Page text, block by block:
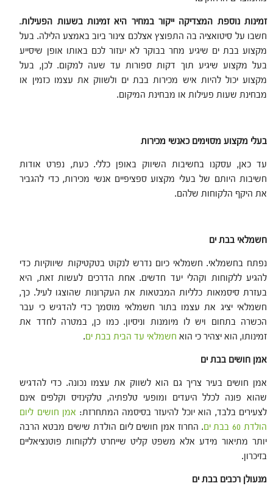
זמינות נוספת המצדיקה ייקור במחיר היא זמינות בשעות הפעילות.
חשבו על סיטואציה בה התפוצץ אצלכם צינור ביוב באמצע הלילה. בעל
מקצוע בבת ים שיגיע מחר בבוקר לא יעזור לכם באותו אופן שיסייע
בעל מקצוע שיגיע תוך דקות ספורות עד שעה למקום. לכן, בעל
מקצוע יכול להיות איש מכירות בבת ים ולשווק את עצמו כזמין או
מבחינת שעות פעילות או מבחינת המיקום.
בעלי מקצוע מסוימים כאנשי מכירות
עד כאן, עסקנו בחשיבות השיווק באופן כללי. כעת, נפרט אודות
חשיבות היותם של בעלי מקצוע ספציפיים אנשי מכירות, כדי להגביר
את היקף הלקוחות שלהם.
חשמלאי בבת ים
נפתח בחשמלאי. חשמלאי כיום נדרש לנקוט בטקטיקות שיווקיות כדי
להגיע ללקוחות וקהלי יעד חדשים. אחת הדרכים לעשות זאת, היא
בעזרת סיסמאות כלליות המבטאות את העקרונות שהוצגו לעיל. כך,
חשמלאי יציג את עצמו בתור חשמלאי מוסמך כדי להדגיש כי עבר
הכשרה בתחום ויש לו מיומנות וניסיון. כמו כן, במטרה לחדד את
זמינותו, הוא יצהיר כי הוא חשמלאי עד הבית בבת ים.
אמן חושים בבת ים
אמן חושים בעיר צריך גם הוא לשווק את עצמו נכונה. כדי להדגיש
שהוא פונה לכלל היעדים ומופעי טלפתיה, טלקינזיס וקלפים אינם
לצעירים בלבד, הוא יוכל להיעזר בסיסמה המתחרזת: אמן חושים ליום
הולדת 60 בבת ים
. החרוז אמן חושים ליום הולדת שישים מבטא הרבה
יותר מתיאור מידע אלא משפט קליט שייחרט ללקוחות פוטנציאליים
בזיכרון.
מנעולן רכבים בבת ים